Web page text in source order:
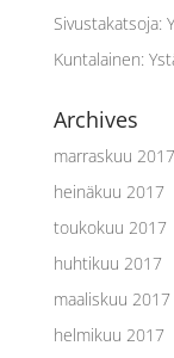
Sivustakatsoja:
Kuntalainen:
Archives
marraskuu 2017
heinäkuu 2017
toukokuu 2017
huhtikuu 2017
maaliskuu 2017
helmikuu 2017